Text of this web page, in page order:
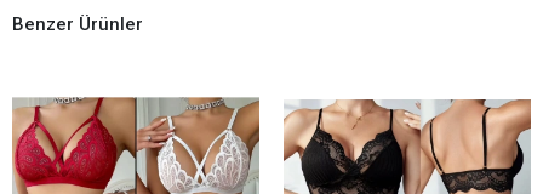
Benzer Ürünler